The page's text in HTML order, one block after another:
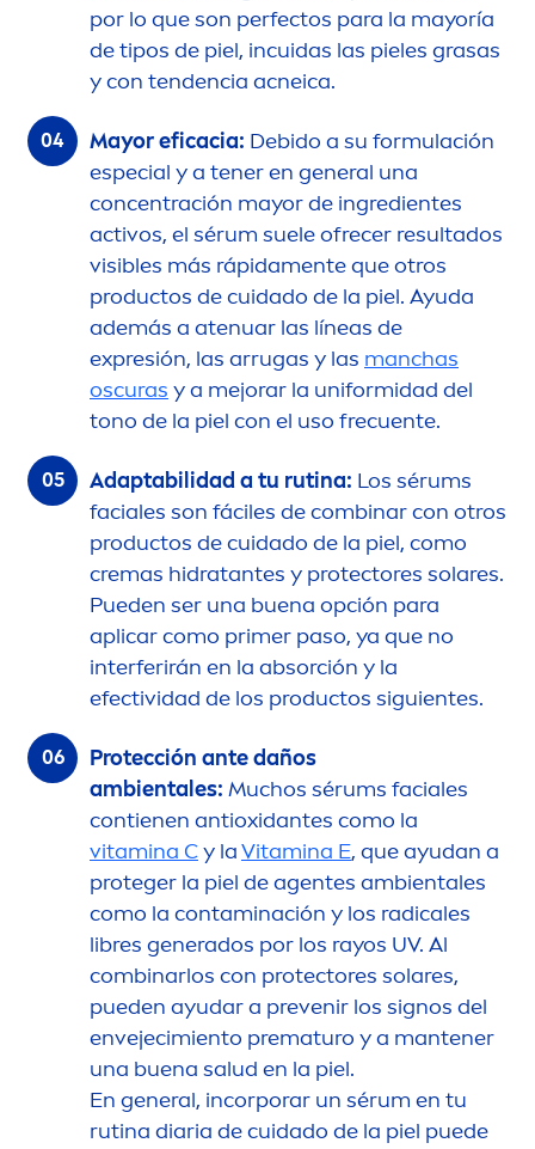
por lo que son perfectos para la mayoría
de tipos de piel, incuidas las pieles grasas
y con tendencia acneica.
Mayor eficacia: Debido a su formulación
especial y a tener en general una
concentración mayor de ingredientes
activos, el sérum suele ofrecer resultados
visibles más rápidamente que otros
productos de cuidado de la piel. Ayuda
además a atenuar las líneas de
expresión, las arrugas y las manchas
oscuras y a mejorar la uniformidad del
tono de la piel con el uso frecuente.
Adaptabilidad a tu rutina: Los sérums
faciales son fáciles de combinar con otros
productos de cuidado de la piel, como
cremas hidratantes y protectores solares.
Pueden ser una buena opción para
aplicar como primer paso, ya que no
interferirán en la absorción y la
efectividad de los productos siguientes.
Protección ante daños
ambientales: Muchos sérums faciales
contienen antioxidantes como la
vitamina Cy laVitamina E, que ayudan a
proteger la piel de agentes ambientales
como la contaminación y los radicales
libres generados por los rayos UV. Al
combinarlos con protectores solares,
pueden ayudar a prevenir los signos del
envejecimiento prematuro y a mantener
una buena salud en la piel.
En general, incorporar un sérum en tu
rutina diaria de cuidado de la piel puede